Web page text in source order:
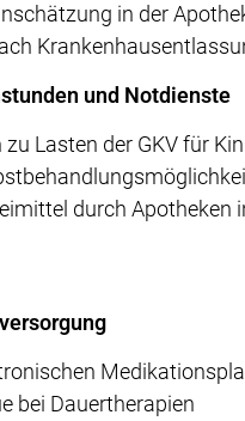
in der
und Notdienste
Lasten der GKV für
durch Apotheken
bei Dauertherapien